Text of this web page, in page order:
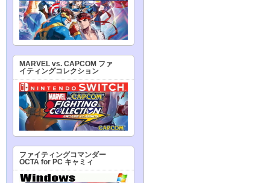
MARVEL vs. CAPCOM ファ
イティングコレクション
ファイティングコマンダー
OCTA for PC キャミィ